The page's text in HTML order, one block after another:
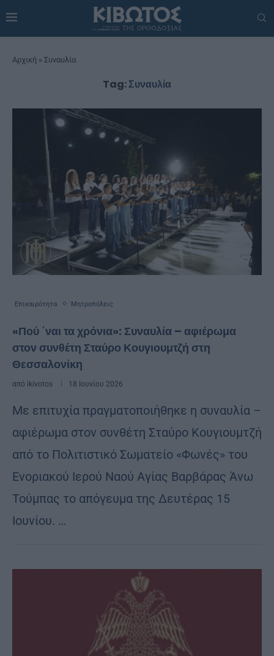
Αρχική » Συναυλία
Tag:Συναυλία
Επικαιρότητα Μητροπόλεις
«Πού ΄ναι τα χρόνια»: Συναυλία – αφιέρωμα
στον συνθέτη Σταύρο Κουγιουμτζή στη
Θεσσαλονίκη
από ikivotos 18 Ιουνίου 2026
Με επιτυχία πραγματοποιήθηκε η συναυλία –
αφιέρωμα στον συνθέτη Σταύρο Κουγιουμτζή
από το Πολιτιστικό Σωματείο «Φωνές» του
Ενοριακού Ιερού Ναού Αγίας Βαρβάρας Άνω
Τούμπας το απόγευμα της Δευτέρας 15
Ιουνίου. …